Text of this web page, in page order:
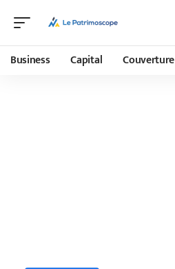
Business Capital Couverture